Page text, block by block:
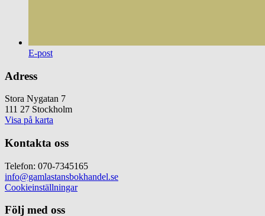
E-post
Adress
Stora Nygatan 7
111 27 Stockholm
Visa på karta
Kontakta oss
Telefon: 070-7345165
info@gamlastansbokhandel.se
Cookieinställningar
Följ med oss